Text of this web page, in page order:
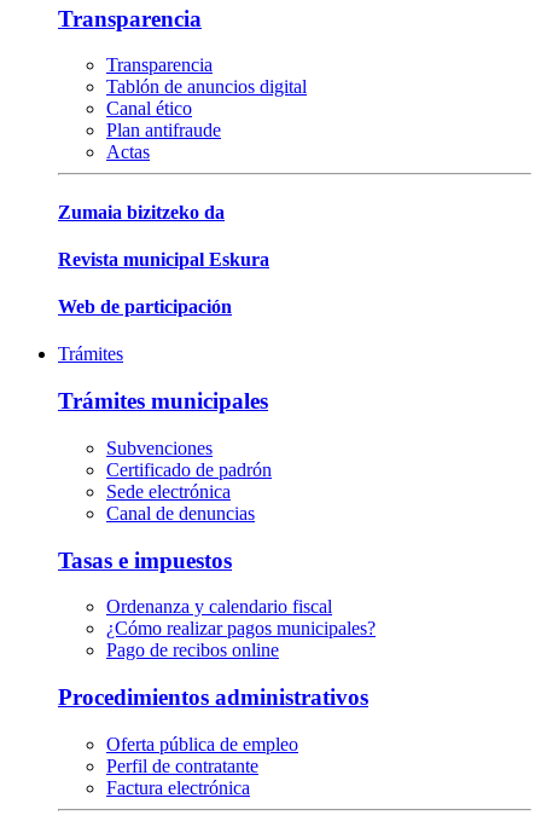
Transparencia
Transparencia
Tablón de anuncios digital
Canal ético
Plan antifraude
Actas
Zumaia bizitzeko da
Revista municipal Eskura
Web de participación
Trámites
Trámites municipales
Subvenciones
Certificado de padrón
Sede electrónica
Canal de denuncias
Tasas e impuestos
Ordenanza y calendario fiscal
¿Cómo realizar pagos municipales?
Pago de recibos online
Procedimientos administrativos
Oferta pública de empleo
Perfil de contratante
Factura electrónica